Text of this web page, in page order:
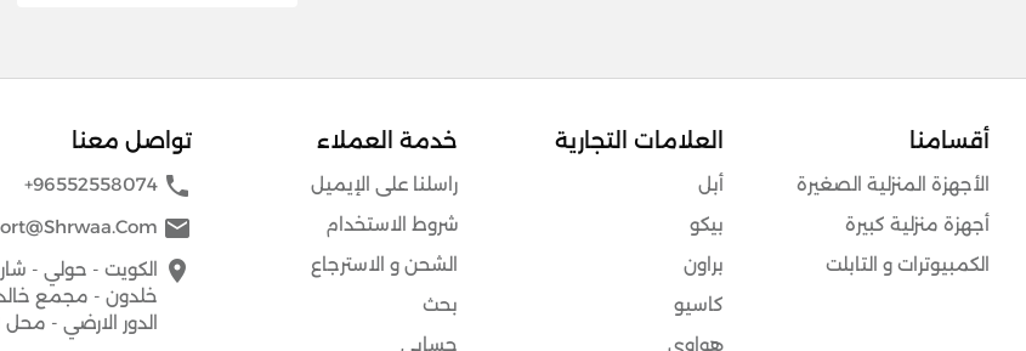
أقسامنا
الأجهزة المنزلية الصغيرة
أجهزة منزلية كبيرة
الكمبيوترات و التابلت
العلامات التجارية
أبل
بيكو
براون
كاسيو
هواوي
خدمة العملاء
راسلنا على الإيميل
شروط الاستخدام
الشحن و الاسترجاع
بحث
حسابي
تواصل معنا
phone
+96552558074
mail
place
الكويت - حولي -
الدور الارضي - محل 21